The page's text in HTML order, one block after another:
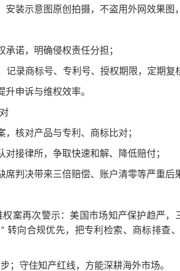
安装示意图原创拍摄，不盗用外网效果图
诺，明确侵权责任分担；
记录商标号、专利号、授权期限，定期复
申诉与维权效率。
，核对产品与专利、商标比对；
对接律所，争取快速和解、降低赔付；
席判决带来三倍赔偿、账户清零等严重后
权案再次警示：美国市场知产保护趋严，
” 转向合规优先，把专利检索、商标排查
；守住知产红线，方能深耕海外市场。